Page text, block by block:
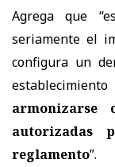
Agrega que
seriamente el
configura un
armonizarse
autorizadas
reglamento”.